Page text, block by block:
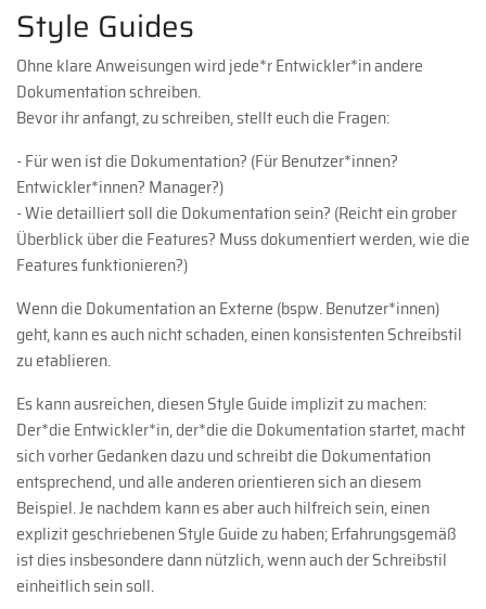
Style Guides
Ohne klare Anweisungen wird jede*r Entwickler*in andere
Dokumentation schreiben.
Bevor ihr anfangt, zu schreiben, stellt euch die Fragen:
- Für wen ist die Dokumentation? (Für Benutzer*innen?
Entwickler*innen? Manager?)
- Wie detailliert soll die Dokumentation sein? (Reicht ein grober
Überblick über die Features? Muss dokumentiert werden, wie die
Features funktionieren?)
Wenn die Dokumentation an Externe (bspw. Benutzer*innen)
geht, kann es auch nicht schaden, einen konsistenten Schreibstil
zu etablieren.
Es kann ausreichen, diesen Style Guide implizit zu machen:
Der*die Entwickler*in, der*die die Dokumentation startet, macht
sich vorher Gedanken dazu und schreibt die Dokumentation
entsprechend, und alle anderen orientieren sich an diesem
Beispiel. Je nachdem kann es aber auch hilfreich sein, einen
explizit geschriebenen Style Guide zu haben; Erfahrungsgemäß
ist dies insbesondere dann nützlich, wenn auch der Schreibstil
einheitlich sein soll.